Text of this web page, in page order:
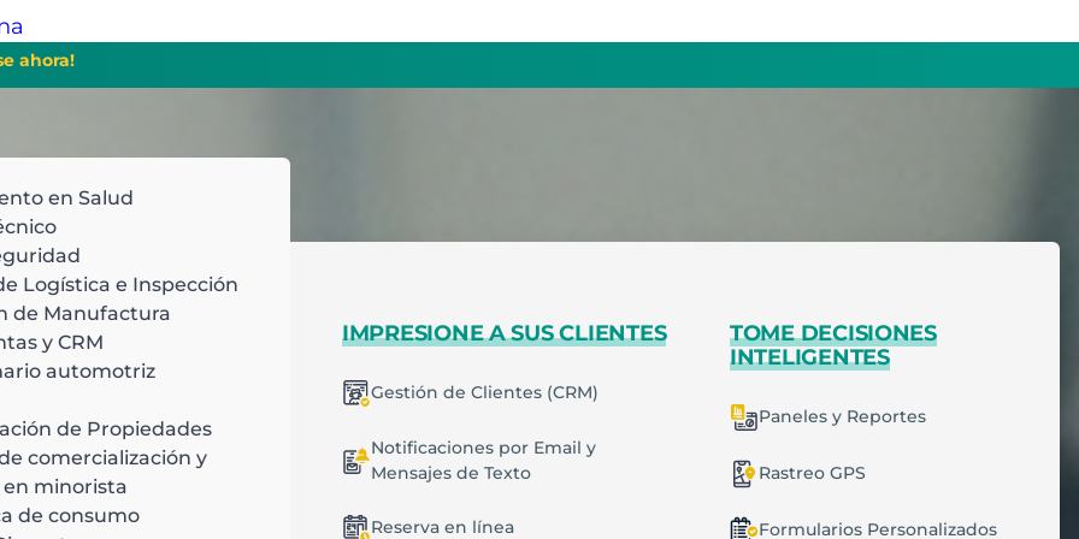
ahora!
DE MANERA
inteligente
IMPRESIONE A SUS CLIENTES
Gestión de Clientes (CRM)
Notificaciones por Email y
Mensajes de Texto
Reserva en línea
TOME DECISIONES
INTELIGENTES
Paneles y Reportes
Rastreo GPS
Formularios Personalizados
en Salud
Logística e Inspección
de Manufactura
y CRM
automotriz
de Propiedades
comercialización y
minorista
de consumo
las normas y
rastrea problemas
en todas las